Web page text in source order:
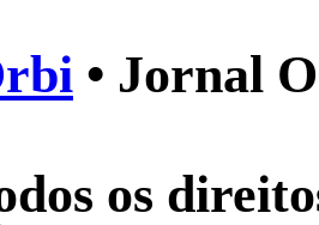
• Jornal
os